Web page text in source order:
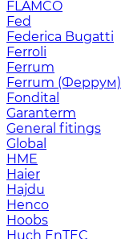
FLAMCO
Fed
Federica Bugatti
Ferroli
Ferrum
Ferrum (Феррум)
Fondital
Garanterm
General fitings
Global
HME
Haier
Hajdu
Henco
Hoobs
Huch EnTEC